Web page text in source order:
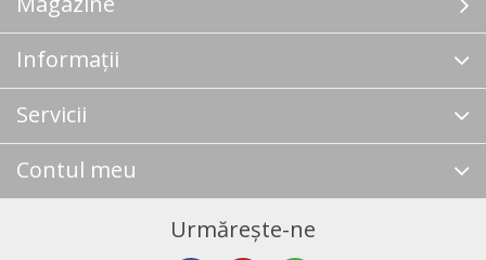
Informații
Servicii
Contul meu
Urmărește-ne